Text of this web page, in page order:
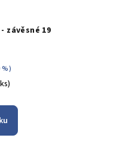
závěsné 19
%)